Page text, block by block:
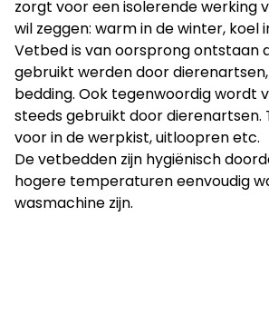
zorgt voor een isolerende werking
wil zeggen: warm in de winter, koel
Vetbed is van oorsprong ontstaan
gebruikt werden door
bedding. Ook tegenwoordig wordt
steeds gebruikt door dierenartsen.
voor in de werpkist, uitloopren etc.
De vetbedden zijn hygiënisch
hogere temperaturen eenvoudig
wasmachine zijn.